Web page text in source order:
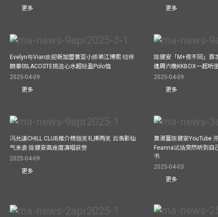
更多
更多
Evelyn与Vian欢迎新加盟寰亚小师弟江博熙 结伴
朗豪坊LACOSTE挑选心水超轻盈Polo恤
2025-04-09
更多
陈健安「M+夜不同」首
逢周六晚KKBOX一起听
2025-04-09
更多
冯允谦CHILL CLUB推介榜颁奖礼捧两奖 云浩影仙
气来袭 陈健安高难度演唱获赞
2025-04-09
更多
黄淑蔓陈健安YouTube
Feanna试场突然听到自
书
2025-04-03
更多